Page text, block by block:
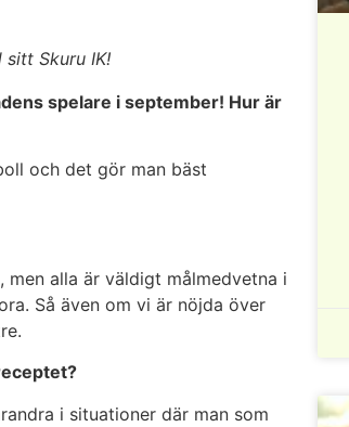
Skuru IK!
spelare i september! Hur är
och det gör man bäst
alla är väldigt målmedvetna i
Så även om vi är nöjda över
i situationer där man som